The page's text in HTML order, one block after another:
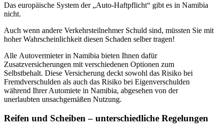
Das europäische System der „Auto-Haftpflicht“ gibt es in Namibia
nicht.
Auch wenn andere Verkehrsteilnehmer Schuld sind, müssten Sie mit
hoher Wahrscheinlichkeit diesen Schaden selber tragen!
Alle Autovermieter in Namibia bieten Ihnen dafür
Zusatzversicherungen mit verschiedenen Optionen zum
Selbstbehalt. Diese Versicherung deckt sowohl das Risiko bei
Fremdverschulden als auch das Risiko bei Eigenverschulden
während Ihrer Automiete in Namibia, abgesehen von der
unerlaubten unsachgemäßen Nutzung.
Reifen und Scheiben – unterschiedliche Regelungen